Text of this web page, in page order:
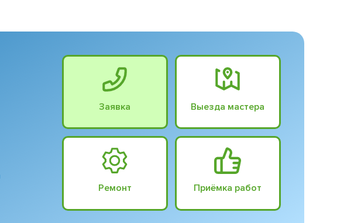
Заявка Выезда мастера
Ремонт Приёмка работ